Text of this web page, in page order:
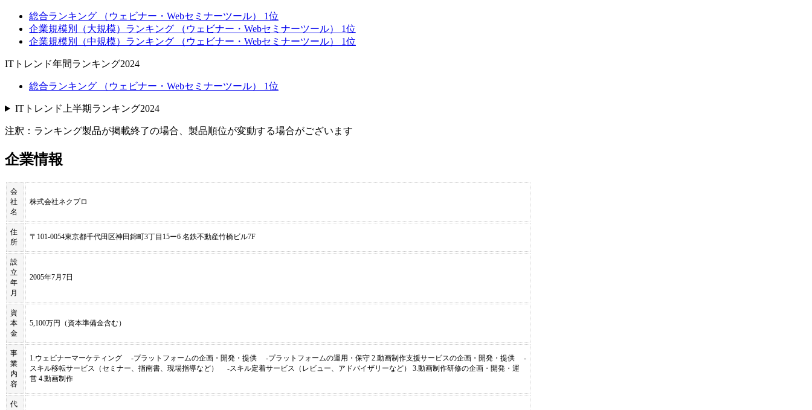
総合ランキング （ウェビナー・Webセミナーツール） 1位
企業規模別（大規模）ランキング （ウェビナー・Webセミナーツール） 1位
企業規模別（中規模）ランキング （ウェビナー・Webセミナーツール） 1位
ITトレンド年間ランキング2024
総合ランキング （ウェビナー・Webセミナーツール） 1位
ITトレンド上半期ランキング2024
注釈：ランキング製品が掲載終了の場合、製品順位が変動する場合がございます
企業情報
会
社
名
株式会社ネクプロ
住
所
〒101-0054東京都千代田区神田錦町3丁目15ー6 名鉄不動産竹橋ビル7F
設
立
年
月
2005年7月7日
資
本
金
5,100万円（資本準備金含む）
事
業
内
容
1.ウェビナーマーケティング -プラットフォームの企画・開発・提供 -プラットフォームの運用・保守 2.動画制作支援サービスの企画・開発・提供 -
スキル移転サービス（セミナー、指南書、現場指導など） -スキル定着サービス（レビュー、アドバイザリーなど） 3.動画制作研修の企画・開発・運
営 4.動画制作
代